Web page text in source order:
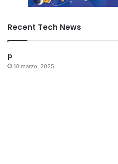
Recent Tech News
p
10 marzo, 2025